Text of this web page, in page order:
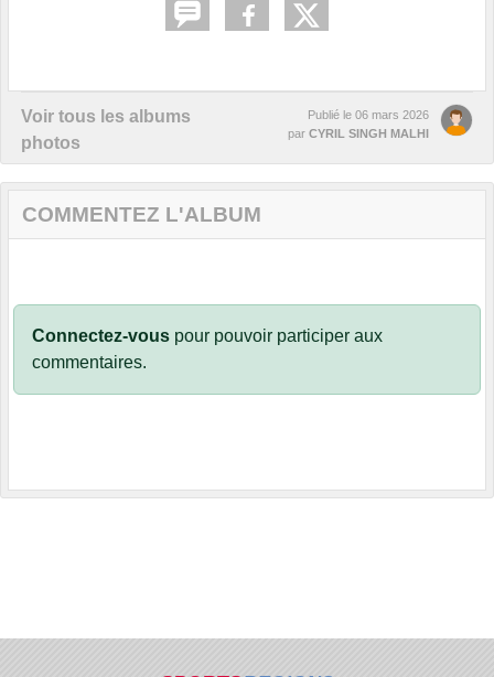
Voir tous les albums
photos
Publié le 06 mars 2026
par CYRIL SINGH MALHI
COMMENTEZ L'ALBUM
Connectez-vous pour pouvoir participer aux
commentaires.